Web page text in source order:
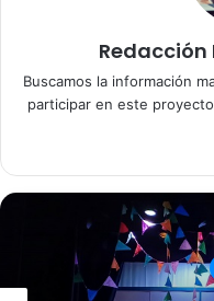
Buscamos la información
participar en este